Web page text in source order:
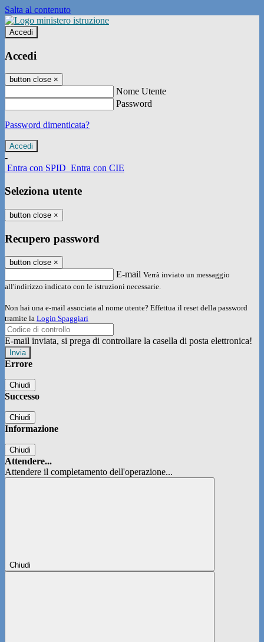
Salta al contenuto
Accedi
Accedi
button close ×
Nome Utente
Password
Password dimenticata?
-
Entra con SPID Entra con CIE
Seleziona utente
button close ×
Recupero password
button close ×
E-mail Verrà inviato un messaggio
all'indirizzo indicato con le istruzioni necessarie.
Non hai una e-mail associata al nome utente? Effettua il reset della password
tramite la Login Spaggiari
E-mail inviata, si prega di controllare la casella di posta elettronica!
Errore
Chiudi
Successo
Chiudi
Informazione
Chiudi
Attendere...
Attendere il completamento dell'operazione...
Chiudi